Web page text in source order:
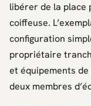
libérer de la place
coiffeuse.
configuration
propriétaire
et équipements
deux membres